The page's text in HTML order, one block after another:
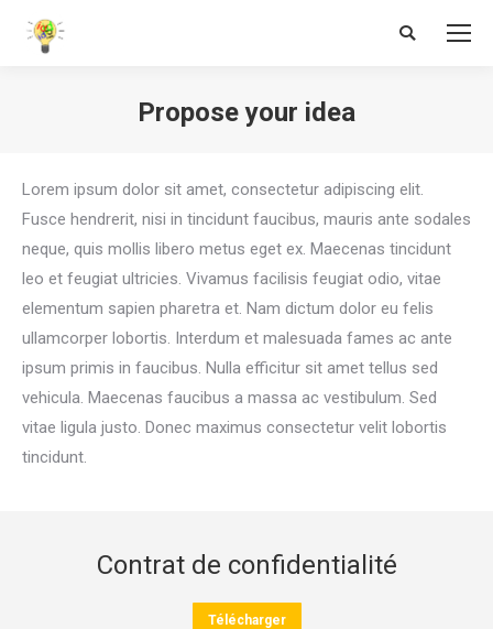
Search:
Propose your idea
Lorem ipsum dolor sit amet, consectetur adipiscing elit.
Fusce hendrerit, nisi in tincidunt faucibus, mauris ante sodales
neque, quis mollis libero metus eget ex. Maecenas tincidunt
leo et feugiat ultricies. Vivamus facilisis feugiat odio, vitae
elementum sapien pharetra et. Nam dictum dolor eu felis
ullamcorper lobortis. Interdum et malesuada fames ac ante
ipsum primis in faucibus. Nulla efficitur sit amet tellus sed
vehicula. Maecenas faucibus a massa ac vestibulum. Sed
vitae ligula justo. Donec maximus consectetur velit lobortis
tincidunt.
Contrat de confidentialité
Télécharger